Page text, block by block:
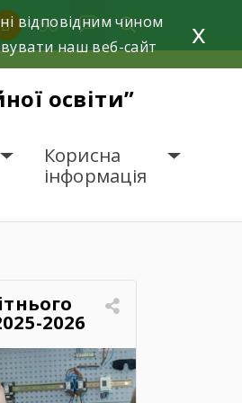
освіти”
Корисна
інформація
2026
рік
відповідним чином
наш веб-сайт
x